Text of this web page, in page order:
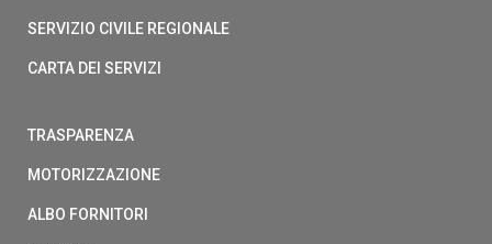
SERVIZIO CIVILE REGIONALE
CARTA DEI SERVIZI
TRASPARENZA
MOTORIZZAZIONE
ALBO FORNITORI